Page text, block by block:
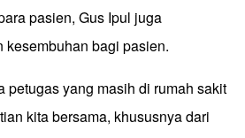
pasien, Gus Ipul juga
kesembuhan bagi pasien.
yang masih di rumah sakit
kita bersama, khususnya dari